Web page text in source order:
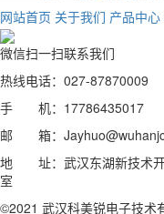
网站首页 关于我们 产品中心
微信扫一扫联系我们
热线电话：027-87870009
手 机：17786435017
邮 箱：
地 址：武汉东湖新技术开
室
©2021 武汉科美锐电子技术